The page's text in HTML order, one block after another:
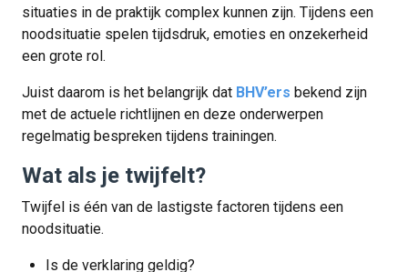
situaties in de praktijk complex kunnen zijn. Tijdens een
noodsituatie spelen tijdsdruk, emoties en onzekerheid
een grote rol.
Juist daarom is het belangrijk dat BHV’ers bekend zijn
met de actuele richtlijnen en deze onderwerpen
regelmatig bespreken tijdens trainingen.
Wat als je twijfelt?
Twijfel is één van de lastigste factoren tijdens een
noodsituatie.
Is de verklaring geldig?